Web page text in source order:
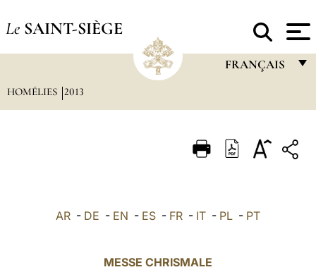
Le SAINT-SIÈGE
FRANÇAIS
ITALIANO
HOMÉLIES 2013
AR - DE - EN - ES - FR - IT - PL - PT
MESSE CHRISMALE